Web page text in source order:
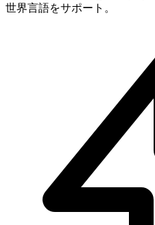
世界言語をサポート。